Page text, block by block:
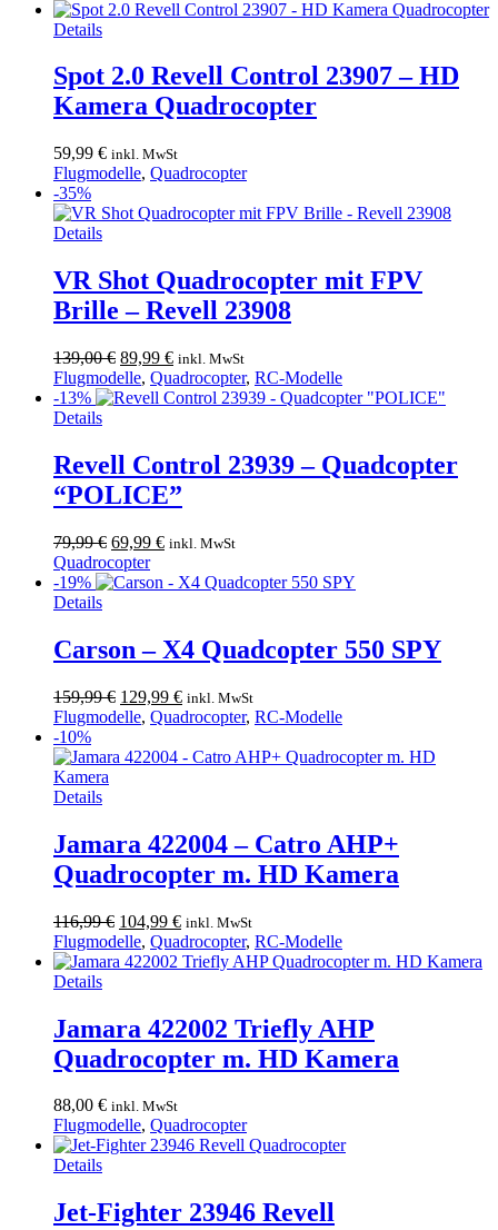
Details
Spot 2.0 Revell Control 23907 – HD
Kamera Quadrocopter
59,99 € inkl. MwSt
Flugmodelle, Quadrocopter
-35%
Details
VR Shot Quadrocopter mit FPV
Brille – Revell 23908
139,00€ Ursprünglicher
Preis
war:
89,99 €Aktueller
Preis
ist:
inkl. MwSt
Flugmodelle, Quadrocopter, RC-Modelle
-13%
Details
Revell Control 23939 – Quadcopter
“POLICE”
79,99€ Ursprünglicher
Preis
war:
69,99 €Aktueller
ist:
inkl. MwSt
Quadrocopter
-19%
Details
Carson – X4 Quadcopter 550 SPY
159,99€ Ursprünglicher
Preis
159,99 €
129,99 €Aktueller
Preis
129,99 €.
inkl. MwSt
Flugmodelle, Quadrocopter, RC-Modelle
-10%
Details
Jamara 422004 – Catro AHP+
Quadrocopter m. HD Kamera
116,99€ Ursprünglicher
Preis
war:
104,99 €Aktueller
Preis
ist:
inkl. MwSt
Flugmodelle, Quadrocopter, RC-Modelle
Details
Jamara 422002 Triefly AHP
Quadrocopter m. HD Kamera
88,00 € inkl. MwSt
Flugmodelle, Quadrocopter
Details
Jet-Fighter 23946 Revell